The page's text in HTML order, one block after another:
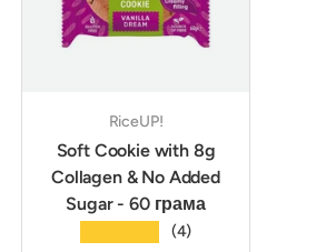
RiceUP!
Soft Cookie with 8g
Collagen & No Added
Sugar - 60 грама
(4)